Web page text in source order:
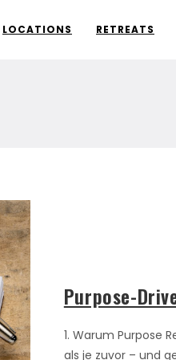
LOCATIONS RETREATS
Purpose-
1. Warum Purpose
als je zuvor – und